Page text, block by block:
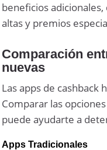
beneficios
altas y premios
Comparación
nuevas
Las apps de cashback
Comparar las
puede ayudarte a
Apps Tradicionales